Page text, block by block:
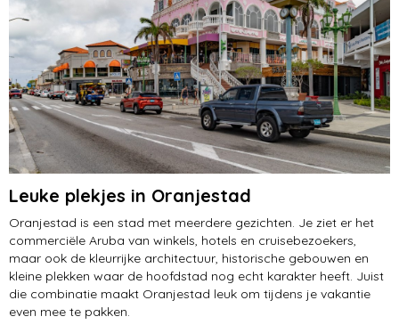
Leuke plekjes in Oranjestad
Oranjestad is een stad met meerdere gezichten. Je ziet er het
commerciële Aruba van winkels, hotels en cruisebezoekers,
maar ook de kleurrijke architectuur, historische gebouwen en
kleine plekken waar de hoofdstad nog echt karakter heeft. Juist
die combinatie maakt Oranjestad leuk om tijdens je vakantie
even mee te pakken.